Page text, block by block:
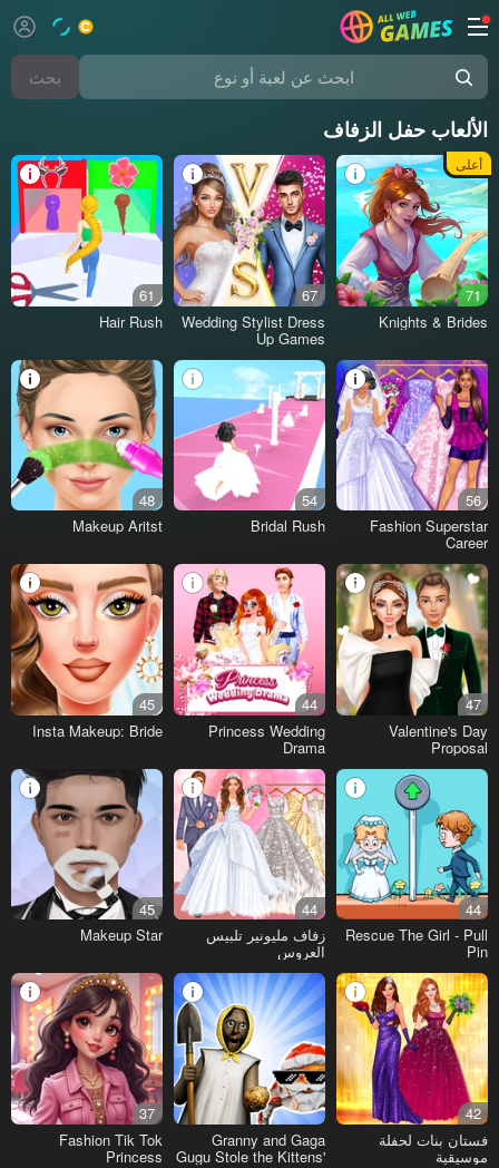
ابحث عن لعبة أو نوع بحث
الألعاب حفل الزفاف
71
أعلى
Knights & Brides
67
Wedding Stylist Dress
Up Games
61
Hair Rush
56
Fashion Superstar
Career
54
Bridal Rush
48
Makeup Aritst
47
Valentine's Day
Proposal
44
Princess Wedding
Drama
45
Insta Makeup: Bride
44
Rescue The Girl - Pull
Pin
44
زفاف مليونير تلبيس
العروس
45
Makeup Star
42
فستان بنات لحفلة
موسيقية
Granny and Gaga
Gugu Stole the Kittens'
37
Fashion Tik Tok
Princess